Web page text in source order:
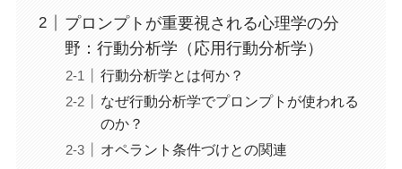
プロンプトが重要視される心理学の分
野：行動分析学（応用行動分析学）
行動分析学とは何か？
なぜ行動分析学でプロンプトが使われる
のか？
オペラント条件づけとの関連